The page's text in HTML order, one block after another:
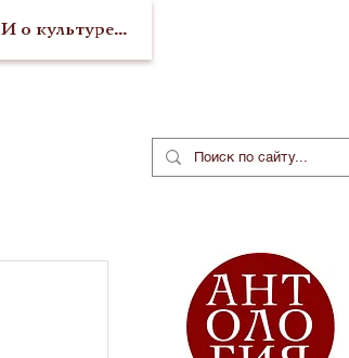
И о культуре...